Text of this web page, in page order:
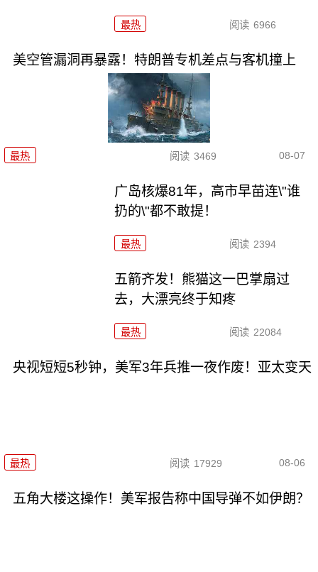
最热 阅读 6966
美空管漏洞再暴露！特朗普专机差点与客机撞上
最热 阅读 3469 08-07
广岛核爆81年，高市早苗连\"谁
扔的\"都不敢提！
最热 阅读 2394
五箭齐发！熊猫这一巴掌扇过
去，大漂亮终于知疼
最热 阅读 22084
央视短短5秒钟，美军3年兵推一夜作废！亚太变天
最热 阅读 17929 08-06
五角大楼这操作！美军报告称中国导弹不如伊朗？